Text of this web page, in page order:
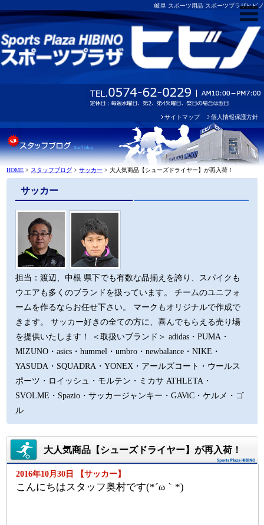
岐阜 スポーツ用品 スポーツプラザヒビノ
サイトマップ 個人情報保護方針
HOME > スタッフブログ >サッカー >大人気商品【シューズドライヤー】が再入荷！
サッカー
担当：渡辺、中根 県下でも有数な品揃えを誇り、スパイクも
ウエアも多くのブランドを扱っています。 チームのユニフォ
ームを作るならお任せ下さい。 マークもオリジナルで作成で
きます。 サッカー好きの全ての方に、喜んでもらえる売り場
を提供いたします！ ＜取扱いブランド＞ adidas・PUMA・
MIZUNO・asics・hummel・umbro・newbalance・NIKE・
YASUDA・SQUADRA・YONEX・アールズコート・ウールス
ポーツ・ロイッシュ・モルテン・ミカサ ATHLETA・
SVOLME・Spazio・サッカージャンキー・GAViC・ケルメ・ゴ
ル
大人気商品【シューズドライヤー】が再入荷！
2016年10月30日 【サッカー】
こんにちはスタッフ奥村です(*´ω｀*)